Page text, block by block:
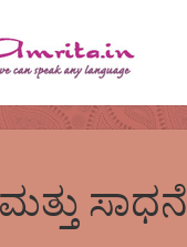
ಸಾಧನೆ